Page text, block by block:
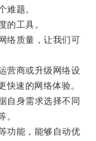
题。
工具。
质量，让我们可
商或升级网络设
快速的网络体验。
身需求选择不同
。
能，能够自动优